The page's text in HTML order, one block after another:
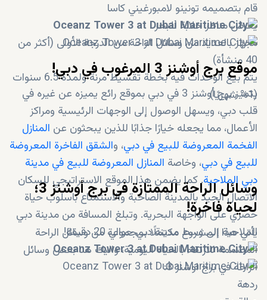
قام بتصميمه تونينو لامبورغيني كاسا
يعرض مناظر خلابة للبحر
مجهز بالعديد من وسائل الراحة من الدرجة الأولى (أكثر من
40 منشأة)
يتم بيع الوحدات فيه بخطة تقسيط مرنة ولمدة 6.5 سنوات
(1% شهريًا)
موقع برج أوشنز 3 المرغوب في دبي!
يتميز برج أوشنز 3 في دبي بموقع رائع يميزه عن غيره في
قلب دبي، ويسهل الوصول إلى الوجهات الرئيسية ومراكز
الأعمال، مما يجعله خيارًا جذابًا للذين يبحثون عن المنازل
الفخمة المعروضة للبيع في دبي، والشقق الفاخرة المعروضة
للبيع في دبي، وخاصة المنازل المعروضة للبيع في مدينة
دبي الملاحية. كما يضمن هذا الموقع الاستراتيجي للسكان
الاتصال الجيد بالمدينة الصاخبة والاستمتاع باسلوب حياة
حصري على الواجهة البحرية. وتبلغ المسافة من مدينة دبي
الملاحية إلى وسط مدينة دبي حوالي 20 دقيقة!
وسائل الراحة الممتازة في برج أوشنز 3؛
لحياة فاخرة!
يأتي هذا المشروع مكتملًا بمجموعة من وسائل الراحة
المصممة للارتقاء بالحياة اليومية، واليك هنا بعض وسائل
الراحة في برج اوشنز 3:
ردهة